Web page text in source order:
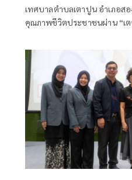
เทศบาลตำบลเตาปูน อำเภอส
คุณภาพชีวิตประชาชนผ่าน “เต